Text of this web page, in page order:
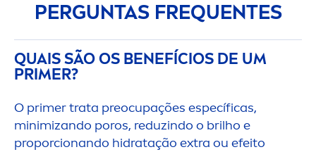
PERGUNTAS FREQUENTES
QUAIS SÃO OS BENEFÍCIOS DE UM
PRIMER?
O primer trata preocupações específicas,
minimizando poros, reduzindo o brilho e
proporcionando hidratação extra ou efeito